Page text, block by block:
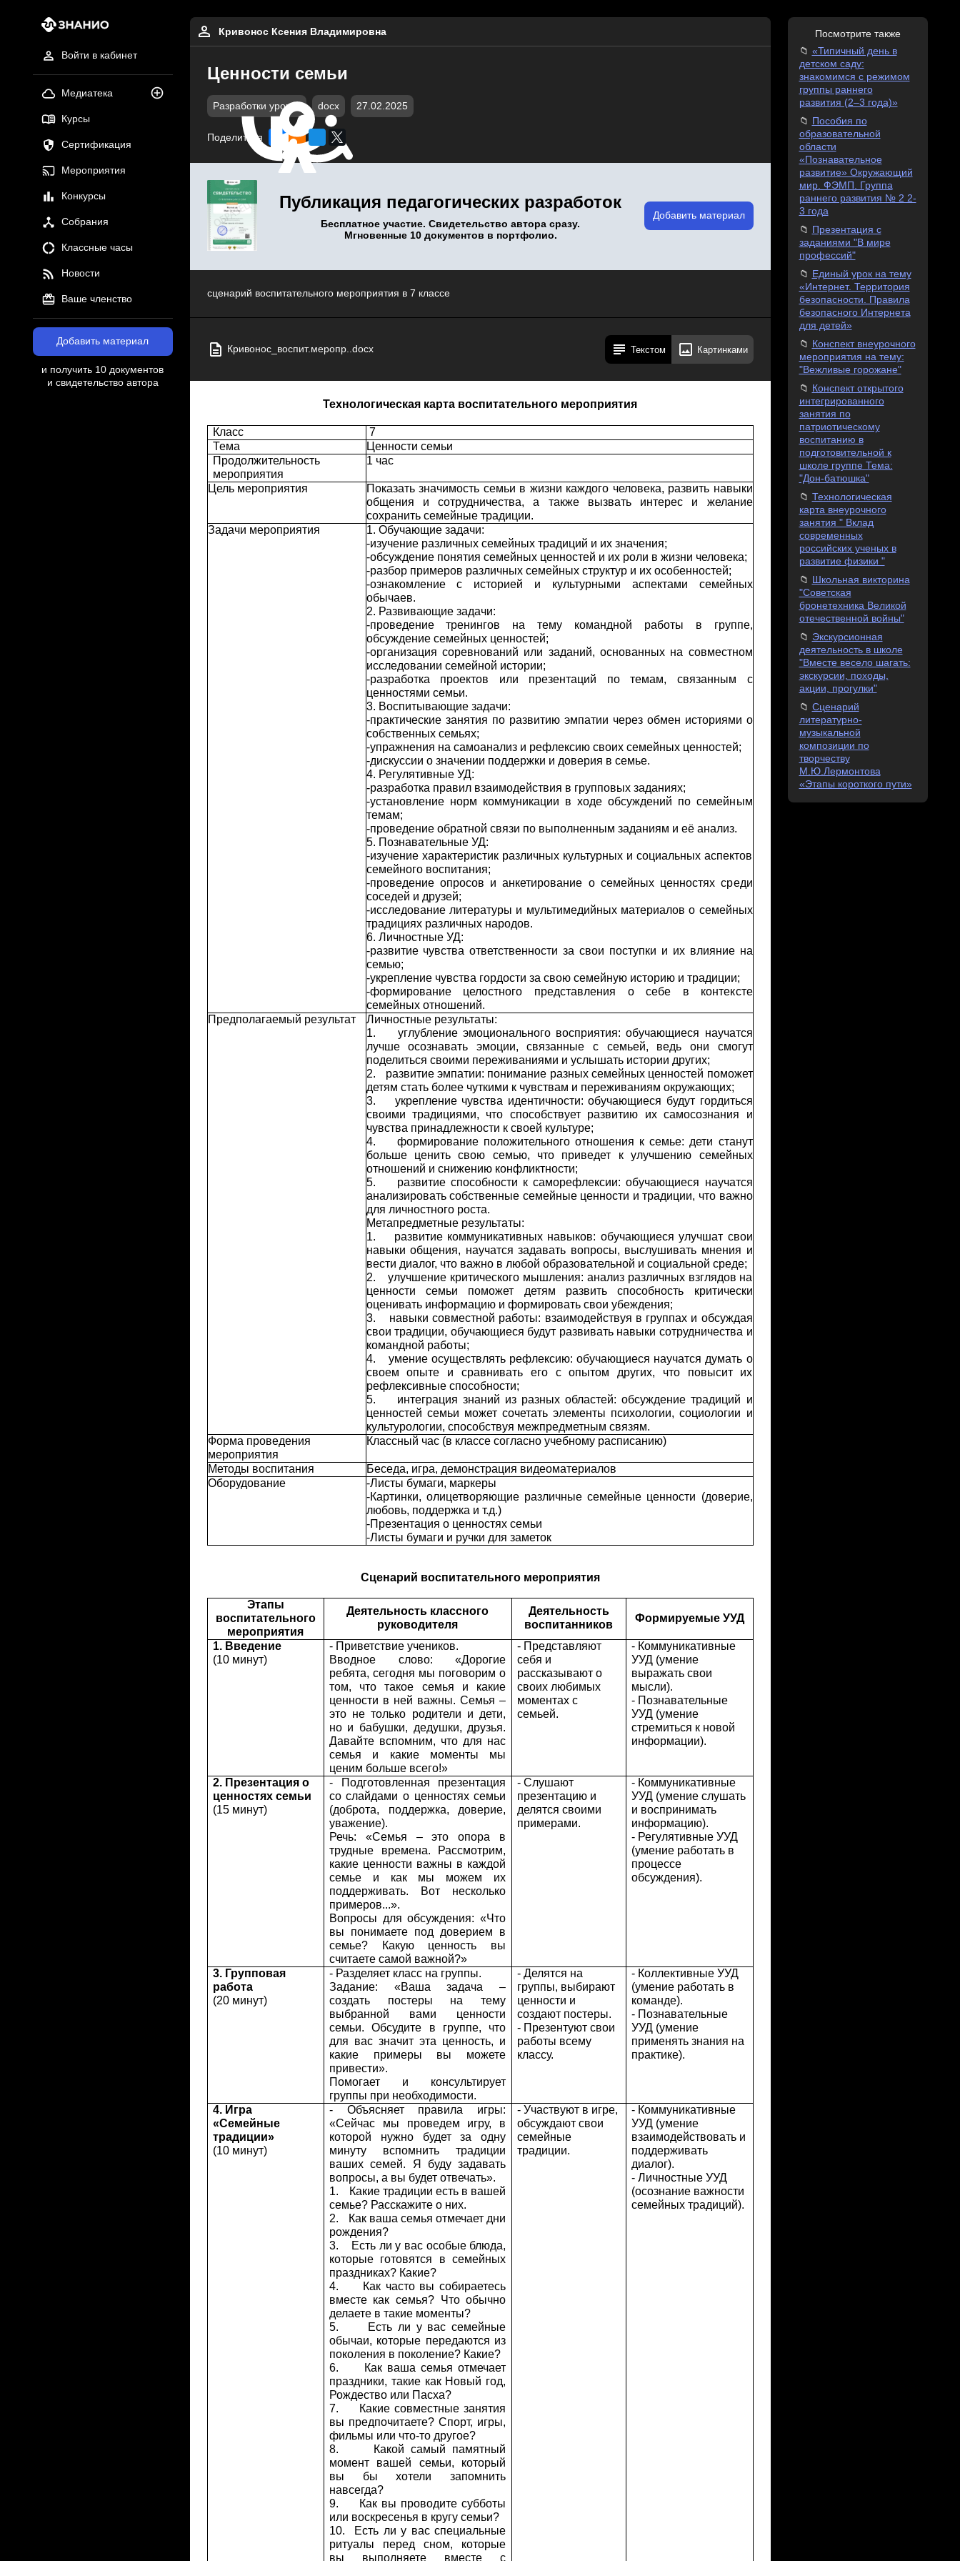
Войти в кабинет
Медиатека
Курсы
Сертификация
Мероприятия
Конкурсы
Собрания
Классные часы
Новости
Ваше членство
Добавить материал
и получить 10 документов
и свидетельство автора
Кривонос Ксения Владимировна
Ценности семьи
Разработки уроков docx 27.02.2025
Поделиться
Публикация педагогических разработок
Бесплатное участие. Свидетельство автора сразу.
Мгновенные 10 документов в портфолио.
Добавить материал
сценарий воспитательного мероприятия в 7 классе
Кривонос_воспит.меропр..docx Текстом Картинками
Технологическая карта воспитательного мероприятия
Класс
7
Тема
Ценности семьи
Продолжительность
мероприятия
1 час
Цель мероприятия
Показать значимость семьи в жизни каждого человека, развить навыки
общения и сотрудничества, а также вызвать интерес и желание
сохранить семейные традиции.
Задачи мероприятия
1. Обучающие задачи:
-изучение различных семейных традиций и их значения;
-обсуждение понятия семейных ценностей и их роли в жизни человека;
-разбор примеров различных семейных структур и их особенностей;
-ознакомление с историей и культурными аспектами семейных
обычаев.
2. Развивающие задачи:
-проведение тренингов на тему командной работы в группе,
обсуждение семейных ценностей;
-организация соревнований или заданий, основанных на совместном
исследовании семейной истории;
-разработка проектов или презентаций по темам, связанным с
ценностями семьи.
3. Воспитывающие задачи:
-практические занятия по развитию эмпатии через обмен историями о
собственных семьях;
-упражнения на самоанализ и рефлексию своих семейных ценностей;
-дискуссии о значении поддержки и доверия в семье.
4. Регулятивные УД:
-разработка правил взаимодействия в групповых заданиях;
-установление норм коммуникации в ходе обсуждений по семейным
темам;
-проведение обратной связи по выполненным заданиям и её анализ.
5. Познавательные УД:
-изучение характеристик различных культурных и социальных аспектов
семейного воспитания;
-проведение опросов и анкетирование о семейных ценностях среди
соседей и друзей;
-исследование литературы и мультимедийных материалов о семейных
традициях различных народов.
6. Личностные УД:
-развитие чувства ответственности за свои поступки и их влияние на
семью;
-укрепление чувства гордости за свою семейную историю и традиции;
-формирование целостного представления о себе в контексте
семейных отношений.
Предполагаемый результат
Личностные результаты:
1.
углубление эмоционального восприятия: обучающиеся научатся
лучше осознавать эмоции, связанные с семьей, ведь они смогут
поделиться своими переживаниями и услышать истории других;
2.
развитие эмпатии: понимание разных семейных ценностей поможет
детям стать более чуткими к чувствам и переживаниям окружающих;
3.
укрепление чувства идентичности: обучающиеся будут гордиться
своими традициями, что способствует развитию их самосознания и
чувства принадлежности к своей культуре;
4.
формирование положительного отношения к семье: дети станут
больше ценить свою семью, что приведет к улучшению семейных
отношений и снижению конфликтности;
5.
развитие способности к саморефлексии: обучающиеся научатся
анализировать собственные семейные ценности и традиции, что важно
для личностного роста.
Метапредметные результаты:
1.
развитие коммуникативных навыков: обучающиеся улучшат свои
навыки общения, научатся задавать вопросы, выслушивать мнения и
вести диалог, что важно в любой образовательной и социальной среде;
2.
улучшение критического мышления: анализ различных взглядов на
ценности семьи поможет детям развить способность критически
оценивать информацию и формировать свои убеждения;
3.
навыки совместной работы: взаимодействуя в группах и обсуждая
свои традиции, обучающиеся будут развивать навыки сотрудничества и
командной работы;
4.
умение осуществлять рефлексию: обучающиеся научатся думать о
своем опыте и сравнивать его с опытом других, что повысит их
рефлексивные способности;
5.
интеграция знаний из разных областей: обсуждение традиций и
ценностей семьи может сочетать элементы психологии, социологии и
культурологии, способствуя межпредметным связям.
Форма проведения
мероприятия
Классный час (в классе согласно учебному расписанию)
Методы воспитания
Беседа, игра, демонстрация видеоматериалов
Оборудование
-Листы бумаги, маркеры
-Картинки, олицетворяющие различные семейные ценности (доверие,
любовь, поддержка и т.д.)
-Презентация о ценностях семьи
-Листы бумаги и ручки для заметок
Сценарий воспитательного мероприятия
Этапы
воспитательного
мероприятия
Деятельность классного
руководителя
Деятельность
воспитанников
Формируемые УУД
1. Введение
(10 минут)
- Приветствие учеников.
Вводное слово: «Дорогие
ребята, сегодня мы поговорим о
том, что такое семья и какие
ценности в ней важны. Семья –
это не только родители и дети,
но и бабушки, дедушки, друзья.
Давайте вспомним, что для нас
семья и какие моменты мы
ценим больше всего!»
- Представляют
себя и
рассказывают о
своих любимых
моментах с
семьей.
- Коммуникативные
УУД (умение
выражать свои
мысли).
- Познавательные
УУД (умение
стремиться к новой
информации).
2. Презентация о
ценностях семьи
(15 минут)
- Подготовленная презентация
со слайдами о ценностях семьи
(доброта, поддержка, доверие,
уважение).
Речь: «Семья – это опора в
трудные времена. Рассмотрим,
какие ценности важны в каждой
семье и как мы можем их
поддерживать. Вот несколько
примеров...».
Вопросы для обсуждения: «Что
вы понимаете под доверием в
семье? Какую ценность вы
считаете самой важной?»
- Слушают
презентацию и
делятся своими
примерами.
- Коммуникативные
УУД (умение слушать
и воспринимать
информацию).
- Регулятивные УУД
(умение работать в
процессе
обсуждения).
3. Групповая
работа
(20 минут)
- Разделяет класс на группы.
Задание: «Ваша задача –
создать постеры на тему
выбранной вами ценности
семьи. Обсудите в группе, что
для вас значит эта ценность, и
какие примеры вы можете
привести».
Помогает и консультирует
группы при необходимости.
- Делятся на
группы, выбирают
ценности и
создают постеры.
- Презентуют свои
работы всему
классу.
- Коллективные УУД
(умение работать в
команде).
- Познавательные
УУД (умение
применять знания на
практике).
4. Игра
«Семейные
традиции»
(10 минут)
- Объясняет правила игры:
«Сейчас мы проведем игру, в
которой нужно будет за одну
минуту вспомнить традиции
ваших семей. Я буду задавать
вопросы, а вы будет отвечать».
1.
Какие традиции есть в вашей
семье? Расскажите о них.
2.
Как ваша семья отмечает дни
рождения?
3.
Есть ли у вас особые блюда,
которые готовятся в семейных
праздниках? Какие?
4.
Как часто вы собираетесь
вместе как семья? Что обычно
делаете в такие моменты?
5.
Есть ли у вас семейные
обычаи, которые передаются из
поколения в поколение? Какие?
6.
Как ваша семья отмечает
праздники, такие как Новый год,
Рождество или Пасха?
7.
Какие совместные занятия
вы предпочитаете? Спорт, игры,
фильмы или что-то другое?
8.
Какой самый памятный
момент вашей семьи, который
вы бы хотели запомнить
навсегда?
9.
Как вы проводите субботы
или воскресенья в кругу семьи?
10.
Есть ли у вас специальные
ритуалы перед сном, которые
вы выполняете вместе с
- Участвуют в игре,
обсуждают свои
семейные
традиции.
- Коммуникативные
УУД (умение
взаимодействовать и
поддерживать
диалог).
- Личностные УУД
(осознание важности
семейных традиций).
Посмотрите также
«Типичный день в
детском саду:
знакомимся с режимом
группы раннего
развития (2–3 года)»
Пособия по
образовательной
области
«Познавательное
развитие» Окружающий
мир. ФЭМП. Группа
раннего развития № 2 2-
3 года
Презентация с
заданиями "В мире
профессий"
Единый урок на тему
«Интернет. Территория
безопасности. Правила
безопасного Интернета
для детей»
Конспект внеурочного
мероприятия на тему:
"Вежливые горожане"
Конспект открытого
интегрированного
занятия по
патриотическому
воспитанию в
подготовительной к
школе группе Тема:
"Дон-батюшка"
Технологическая
карта внеурочного
занятия " Вклад
современных
российских ученых в
развитие физики "
Школьная викторина
"Советская
бронетехника Великой
отечественной войны"
Экскурсионная
деятельность в школе
"Вместе весело шагать:
экскурсии, походы,
акции, прогулки"
Сценарий
литературно-
музыкальной
композиции по
творчеству
М.Ю.Лермонтова
«Этапы короткого пути»